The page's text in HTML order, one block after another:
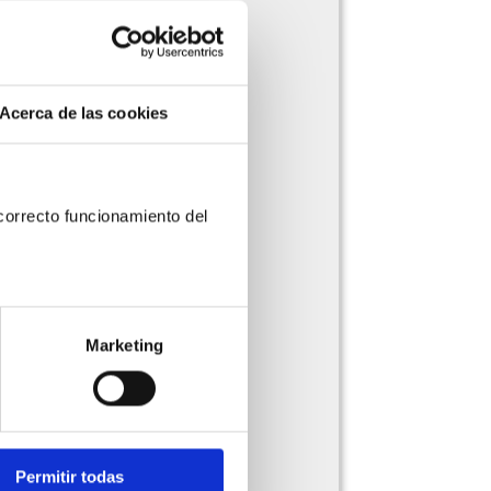
Acerca de las cookies
funcionamiento del
Marketing
Permitir todas